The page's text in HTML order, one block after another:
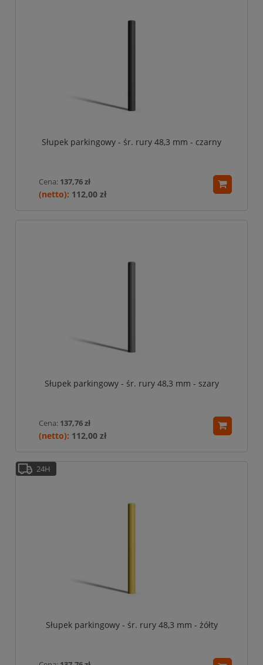
Słupek parkingowy - śr. rury 48,3 mm - czarny
Cena: 137,76 zł
112,00 zł
Słupek parkingowy - śr. rury 48,3 mm - szary
Cena: 137,76 zł
112,00 zł
Słupek parkingowy - śr. rury 48,3 mm - żółty
24H